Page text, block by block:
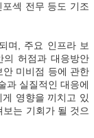
섹 전무 등도 기조
며, 주요 인프라 보
의 허점과 대응방안
안 미비점 등에 관한
과 실질적인 대응에
영향을 끼치고 있
는 기회가 될 것으